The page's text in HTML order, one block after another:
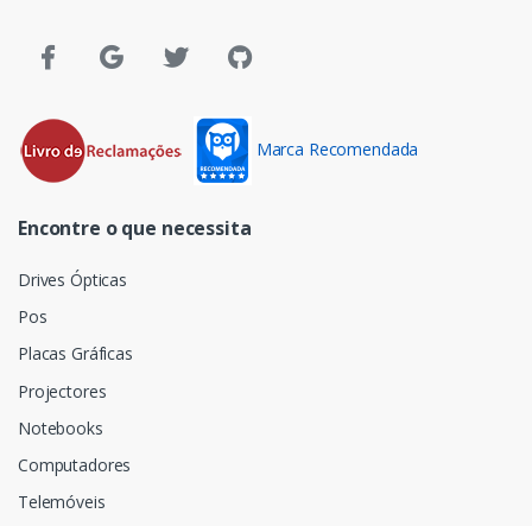
Marca Recomendada
Encontre o que necessita
Drives Ópticas
Pos
Placas Gráficas
Projectores
Notebooks
Computadores
Telemóveis